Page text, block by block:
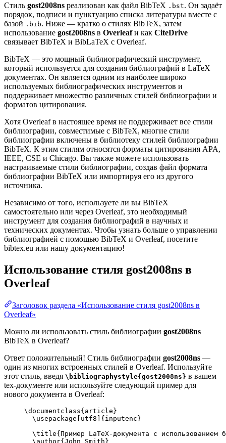
Стиль gost2008ns реализован как файл BibTeX .bst. Он задаёт
порядок, подписи и пунктуацию списка литературы вместе с
базой .bib. Ниже — кратко о стилях BibTeX, затем
использование gost2008ns в Overleafи как CiteDrive
связывает BibTeX и BibLaTeX с Overleaf.
BibTeX — это мощный библиографический инструмент,
который используется для создания библиографий в LaTeX
документах. Он является одним из наиболее широко
используемых библиографических инструментов и
поддерживает множество различных стилей библиографии и
форматов цитирования.
Хотя Overleaf в настоящее время не поддерживает все стили
библиографии, совместимые с BibTeX, многие стили
библиографии включены в библиотеку стилей библиографии
BibTeX. К этим стилям относятся форматы цитирования APA,
IEEE, CSE и Chicago. Вы также можете использовать
настраиваемые стили библиографии, создав файл формата
библиографии BibTeX или импортируя его из другого
источника.
Независимо от того, используете ли вы BibTeX
самостоятельно или через Overleaf, это необходимый
инструмент для создания библиографий в научных и
технических документах. Чтобы узнать больше о управлении
библиографией с помощью BibTeX и Overleaf, посетите
bibtex.eu или нашу документацию!
Использование стиля gost2008ns в
Overleaf
Заголовок раздела «Использование стиля gost2008ns в
Overleaf»
Можно ли использовать стиль библиографии gost2008ns
BibTeX в Overleaf?
Ответ положительный! Стиль библиографии gost2008ns —
один из многих встроенных стилей в Overleaf. Используйте
этот стиль, введя \bibliographystyle{gost2008ns} в вашем
tex-документе или используйте следующий пример для
нового документа в Overleaf:
\documentclass{ article }
\usepackage
utf8 ]{ inputenc }
\title{Пример LaTeX-документа с использованием
\author{John Smith}